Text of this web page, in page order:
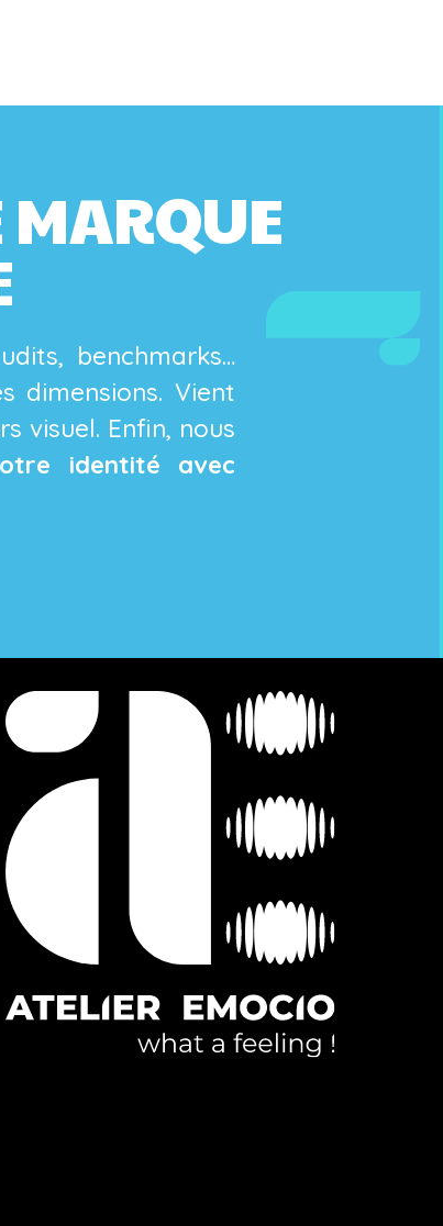
MARQUE
benchmarks…
dimensions. Vient
visuel. Enfin, nous
identité avec